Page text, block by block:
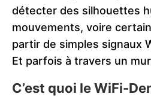
détecter des silhouettes
mouvements, voire
partir de simples signaux
Et parfois à travers un
C’est quoi le WiFi-